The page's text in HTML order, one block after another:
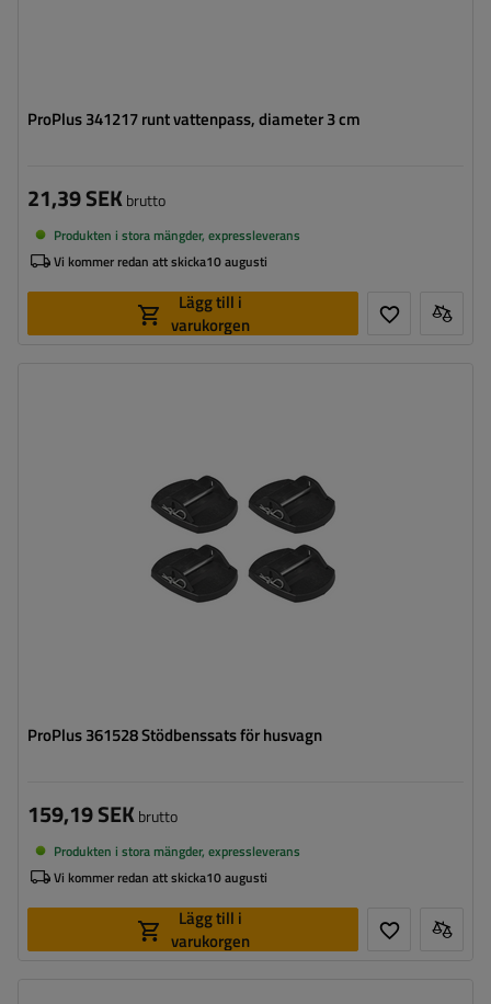
ProPlus 341217 runt vattenpass, diameter 3 cm
21,39 SEKbrutto
Produkten i stora mängder, expressleverans
Vi kommer redan att skicka10 augusti
Lägg till i
varukorgen
ProPlus 361528 Stödbenssats för husvagn
159,19 SEKbrutto
Produkten i stora mängder, expressleverans
Vi kommer redan att skicka10 augusti
Lägg till i
varukorgen